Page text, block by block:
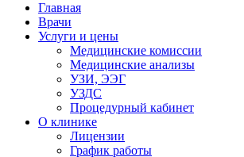
Главная
Врачи
Услуги и цены
Медицинские комиссии
Медицинские анализы
УЗИ, ЭЭГ
УЗДС
Процедурный кабинет
О клинике
Лицензии
График работы